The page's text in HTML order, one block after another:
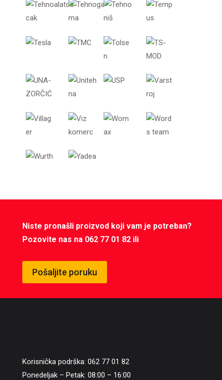
Niste pronašli proizvod koji vam je potreban?
Pozovite nas na 062 77 01 82 ili
Pošaljite poruku
Korisnička podrška: 062 77 01 82
Ponedeljak – Petak: 08:00 – 16:00